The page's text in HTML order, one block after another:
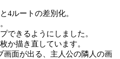
4ルートの差別化。
できるようにしました。
しています。
画面が出る、主人公の隣人の画